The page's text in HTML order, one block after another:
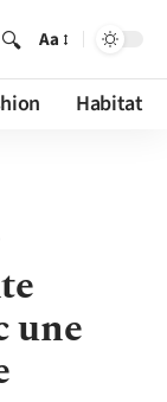
Aa
Habitat
une